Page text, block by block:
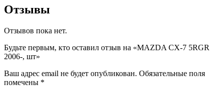
7
5RGR
шт
Отзывы
Отзывов пока нет.
Будьте первым, кто оставил отзыв на «MAZDA CX-7 5RGR
2006-, шт»
Ваш адрес email не будет опубликован. Обязательные поля
помечены *